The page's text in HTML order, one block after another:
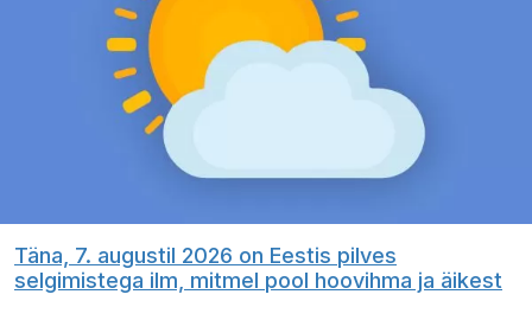
Täna, 7. augustil 2026 on Eestis pilves
selgimistega ilm, mitmel pool hoovihma ja äikest